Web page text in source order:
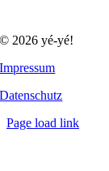
© 2026 yé-yé!
Impressum
Datenschutz
Page load link